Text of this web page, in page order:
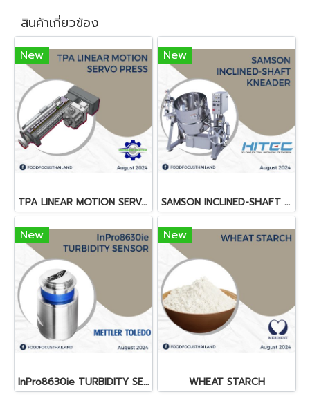
สินค้าเกี่ยวข้อง
New
TPA LINEAR MOTION SERVO PRESS
New
SAMSON INCLINED-SHAFT KNEADER
New
InPro8630ie TURBIDITY SENSOR
New
WHEAT STARCH